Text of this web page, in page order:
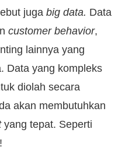
jugabig data. Data
customer behavior,
lainnya yang
Data yang kompleks
diolah secara
akan membutuhkan
yang tepat. Seperti